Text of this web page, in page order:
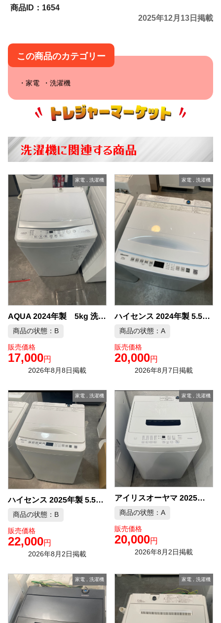
1654
2025年12月13日掲載
この商品のカテゴリー
家電 洗濯機
洗濯機に関連する商品
家電, 洗濯機
AQUA 2024年製 5kg 洗濯機 中古品販売
商品の状態：B
販売価格
17,000円
2026年8月8日掲載
家電 洗濯機
ハイセンス 2024年製 5.5kg 洗濯機 中古品販売
商品の状態：A
販売価格
20,000円
2026年8月7日掲載
家電, 洗濯機
ハイセンス 2025年製 5.5kg 洗濯機 中古品販売
商品の状態：B
販売価格
22,000円
2026年8月2日掲載
家電 洗濯機
アイリスオーヤマ 2025年製 4.5kg 洗濯機 中古品販売
商品の状態：A
販売価格
20,000円
2026年8月2日掲載
家電, 洗濯機 家電 洗濯機